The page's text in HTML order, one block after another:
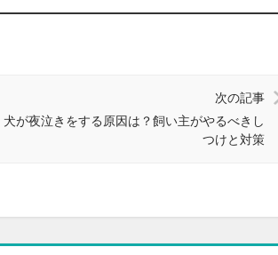
次の記事
犬が夜泣きをする原因は？飼い主がやるべきし
つけと対策